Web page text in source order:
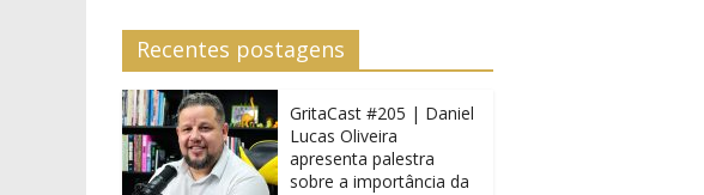
Recentes postagens
GritaCast #205 | Daniel
Lucas Oliveira
apresenta palestra
sobre a importância da